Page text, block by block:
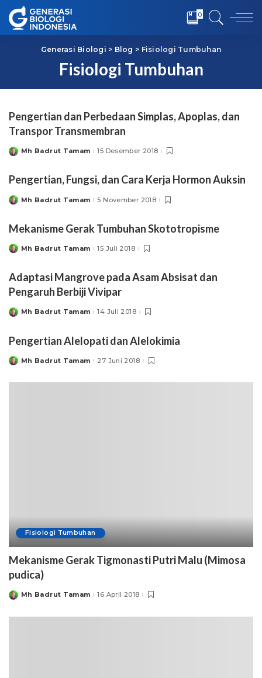
0
Generasi Biologi > Blog > Fisiologi Tumbuhan
Fisiologi Tumbuhan
Pengertian dan Perbedaan Simplas, Apoplas, dan
Transpor Transmembran
PostedMh Badrut Tamam 15 Desember 2018
Pengertian, Fungsi, dan Cara Kerja Hormon Auksin
PostedMh Badrut Tamam 5 November 2018
Mekanisme Gerak Tumbuhan Skototropisme
PostedMh Badrut Tamam 15 Juli 2018
Adaptasi Mangrove pada Asam Absisat dan
Pengaruh Berbiji Vivipar
PostedMh Badrut Tamam 14 Juli 2018
Pengertian Alelopati dan Alelokimia
PostedMh Badrut Tamam 27 Juni 2018
Fisiologi Tumbuhan
Mekanisme Gerak Tigmonasti Putri Malu (Mimosa
pudica)
PostedMh Badrut Tamam 16 April 2018